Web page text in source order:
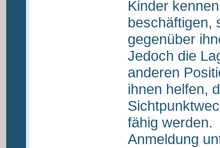
Kinder
beschäftigen,
gegenüber
Jedoch die
anderen
ihnen helfen,
fähig werden.
Anmeldung